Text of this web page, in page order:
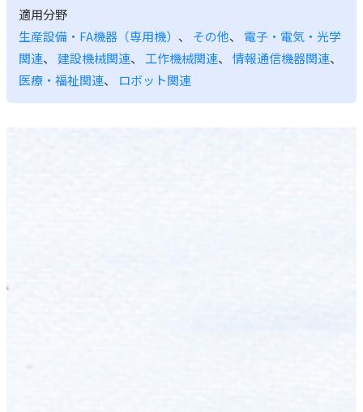
適用分野
生産設備・FA機器（専用機） 、 その他、 電子・電気・光学
関連、 建設機械関連、 工作機械関連、 情報通信機器関連、
医療・福祉関連、 ロボット関連